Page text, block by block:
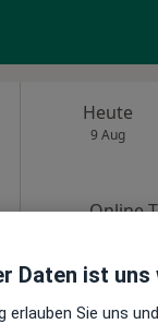
Heute
9 Aug
Online-
Daten ist
Sie uns